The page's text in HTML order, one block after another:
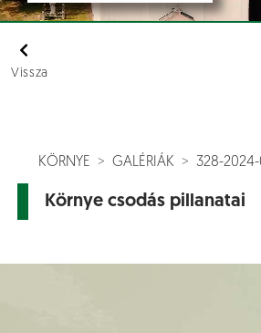
Vissza
KÖRNYE GALÉRIÁK 328-2024-
Környe csodás pillanatai